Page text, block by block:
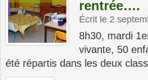
rentrée….
Écrit le 2
8h30, mardi
vivante, 50
été répartis dans les deux